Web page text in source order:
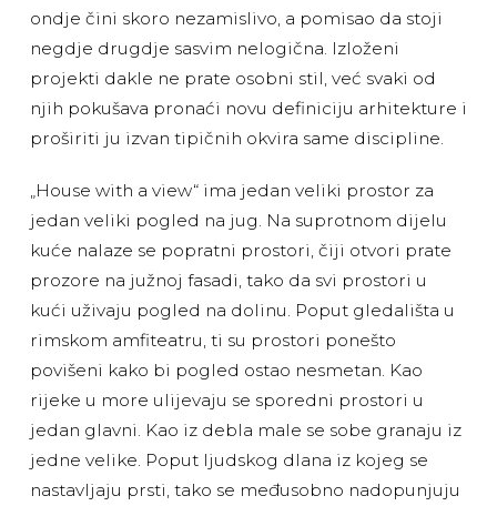
ondje čini skoro nezamislivo, a pomisao da stoji
negdje drugdje sasvim nelogična. Izloženi
projekti dakle ne prate osobni stil, već svaki od
njih pokušava pronaći novu definiciju arhitekture i
proširiti ju izvan tipičnih okvira same discipline.
„House with a view“ ima jedan veliki prostor za
jedan veliki pogled na jug. Na suprotnom dijelu
kuće nalaze se popratni prostori, čiji otvori prate
prozore na južnoj fasadi, tako da svi prostori u
kući uživaju pogled na dolinu. Poput gledališta u
rimskom amfiteatru, ti su prostori ponešto
povišeni kako bi pogled ostao nesmetan. Kao
rijeke u more ulijevaju se sporedni prostori u
jedan glavni. Kao iz debla male se sobe granaju iz
jedne velike. Poput ljudskog dlana iz kojeg se
nastavljaju prsti, tako se međusobno nadopunjuju